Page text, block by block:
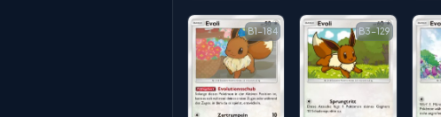
B1-184 B3-129